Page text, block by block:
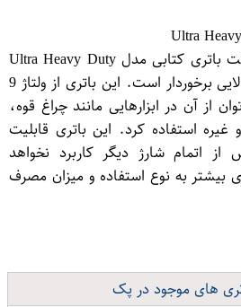
یکی از محصولات این شرکت باتری کتابی مدل Ultra Heavy Duty
نام دارد که از طول عمر بالایی برخوردار است. این باتری از ولتاژ 9
از آن در ابزارهایی مانند چراغ قوه،
غیره استفاده کرد. این باتری قابلیت
اتمام شارژ دیگر کاربرد نخواهد
بیشتر به نوع استفاده و میزان مصرف
های موجود در پک